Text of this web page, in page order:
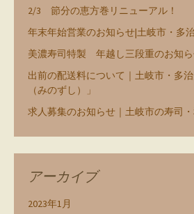
2/3 節分の恵方巻リニューアル！
年末年始営業のお知らせ|土岐市・多
美濃寿司特製 年越し三段重のお知
出前の配送料について｜土岐市・多
（みのずし）」
求人募集のお知らせ｜土岐市の寿司・
アーカイブ
2023年1月